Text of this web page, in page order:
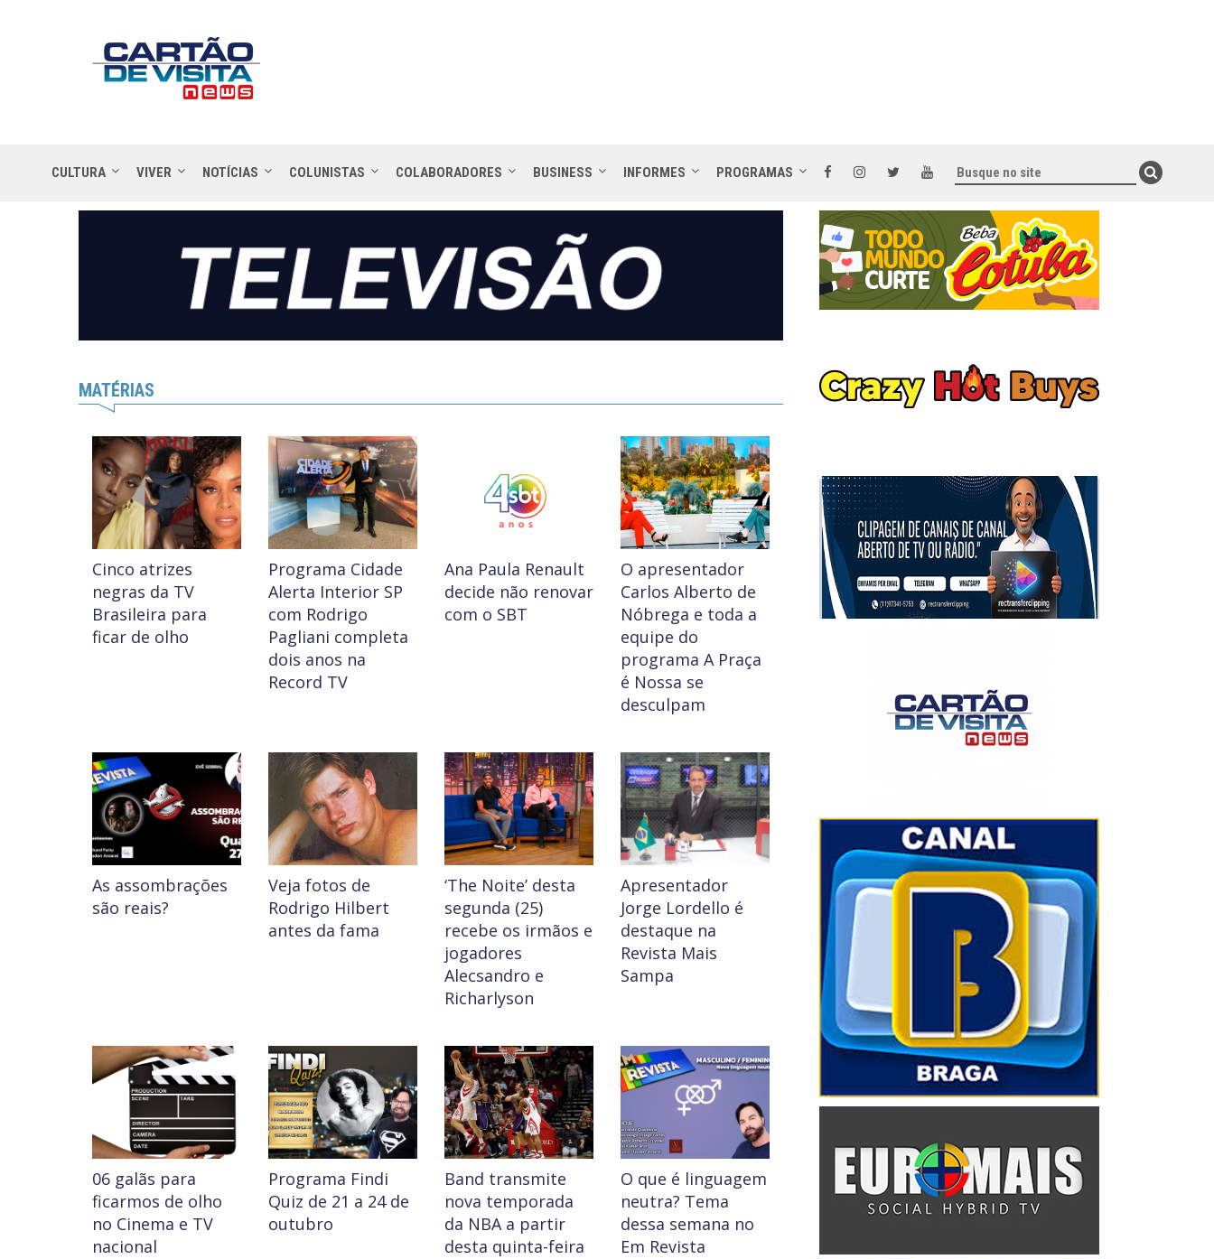
CULTURA VIVER NOTÍCIAS COLUNISTAS COLABORADORES BUSINESS INFORMES PROGRAMAS
MATÉRIAS
Cinco atrizes
negras da TV
Brasileira para
ficar de olho
Programa Cidade
Alerta Interior SP
com Rodrigo
Pagliani completa
dois anos na
Record TV
Ana Paula Renault
decide não renovar
com o SBT
O apresentador
Carlos Alberto de
Nóbrega e toda a
equipe do
programa A Praça
é Nossa se
desculpam
As assombrações
são reais?
Veja fotos de
Rodrigo Hilbert
antes da fama
‘The Noite’ desta
segunda (25)
recebe os irmãos e
jogadores
Alecsandro e
Richarlyson
Apresentador
Jorge Lordello é
destaque na
Revista Mais
Sampa
06 galãs para
ficarmos de olho
no Cinema e TV
nacional
Programa Findi
Quiz de 21 a 24 de
outubro
Band transmite
nova temporada
da NBA a partir
desta quinta-feira
O que é linguagem
neutra? Tema
dessa semana no
Em Revista